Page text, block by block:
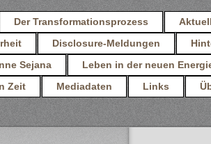
Der Transformationsprozess
Disclosure-Meldungen
Sejana
Leben in der neuen
Zeit
Mediadaten Links